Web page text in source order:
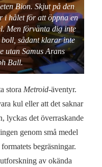
Bion. Skjut på den
i hålet för att öppna en
Men förvänta dig inte
sådant klarar inte
utan Samus Arans
Ball.
stora Metroid-äventyr.
kul eller att det saknar
lyckas det överraskande
genom små medel
begräsningar.
av okända